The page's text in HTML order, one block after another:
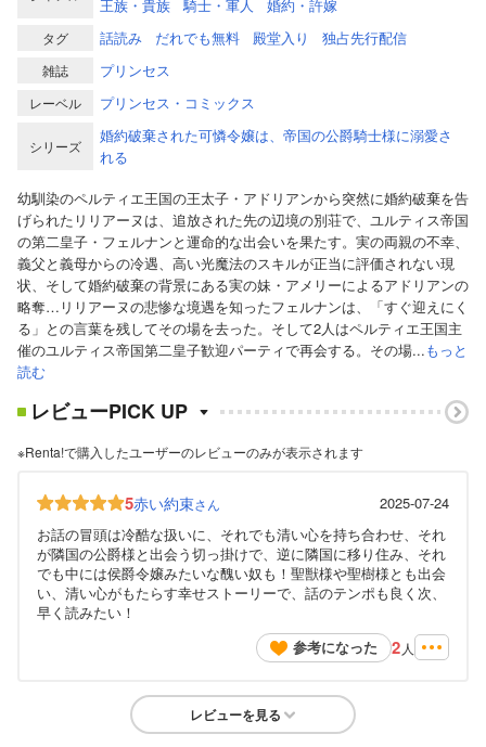
王族・貴族
騎士・軍人 婚約・許嫁
タグ 話読み だれでも無料 殿堂入り 独占先行配信
雑誌 プリンセス
レーベル プリンセス・コミックス
シリーズ
婚約破棄された可憐令嬢は、帝国の公爵騎士様に溺愛さ
れる
幼馴染のペルティエ王国の王太子・アドリアンから突然に婚約破棄を告
げられたリリアーヌは、追放された先の辺境の別荘で、ユルティス帝国
の第二皇子・フェルナンと運命的な出会いを果たす。実の両親の不幸、
義父と義母からの冷遇、高い光魔法のスキルが正当に評価されない現
状、そして婚約破棄の背景にある実の妹・アメリーによるアドリアンの
略奪…リリアーヌの悲惨な境遇を知ったフェルナンは、「すぐ迎えにく
る」との言葉を残してその場を去った。そして2人はペルティエ王国主
催のユルティス帝国第二皇子歓迎パーティで再会する。その場...もっと
読む
レビューPICK UP
※Renta!で購入したユーザーのレビューのみが表示されます
5赤い約束さん
2025-07-24
お話の冒頭は冷酷な扱いに、それでも清い心を持ち合わせ、それ
が隣国の公爵様と出会う切っ掛けで、逆に隣国に移り住み、それ
でも中には侯爵令嬢みたいな醜い奴も！聖獣様や聖樹様とも出会
い、清い心がもたらす幸せストーリーで、話のテンポも良く次、
早く読みたい！
参考になった
2 人
レビューを見る